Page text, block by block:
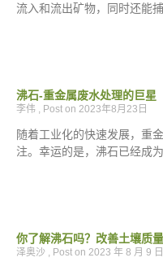
流入和流出矿物，同时还能
沸石-重金属废水处理的巨星
李伟 2023年8月23日
随着工业化的快速发展，重
注。幸运的是，沸石已经成
你了解沸石吗？改善土壤质
泽奥沙 2023 年 8 月 9 日